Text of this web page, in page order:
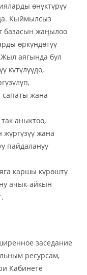
өнүктүрүү
Кыймылсыз
базасын жаңылоо
өркүндөтүү
аягында бул
күтүлүүдө,
сапаты жана
аныктоо,
жана
пайдалануу
каршы күрөштү
ачык-айкын
заседание
ресурсам,
Кабинете